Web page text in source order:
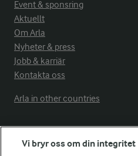
Event & sponsring
Aktuellt
Om Arla
Nyheter & press
Jobb & karriär
Kontakta oss
Arla in other countries
Fler Arlasajter
Vi bryr oss om din integritet